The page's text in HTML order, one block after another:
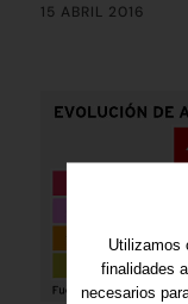
15 ABRIL 2016
Utilizamos
finalidades
necesarios